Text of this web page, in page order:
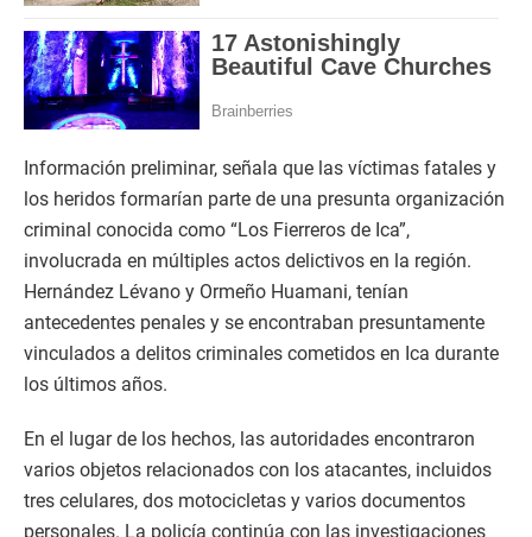
Información preliminar, señala que las víctimas fatales y
los heridos formarían parte de una presunta organización
criminal conocida como “Los Fierreros de Ica”,
involucrada en múltiples actos delictivos en la región.
Hernández Lévano y Ormeño Huamani, tenían
antecedentes penales y se encontraban presuntamente
vinculados a delitos criminales cometidos en Ica durante
los últimos años.
En el lugar de los hechos, las autoridades encontraron
varios objetos relacionados con los atacantes, incluidos
tres celulares, dos motocicletas y varios documentos
personales. La policía continúa con las investigaciones